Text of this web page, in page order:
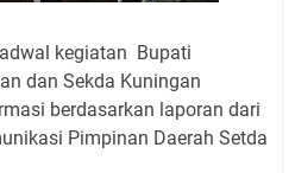
kegiatan Bupati
dan Sekda Kuningan
berdasarkan laporan dari
Pimpinan Daerah Setda